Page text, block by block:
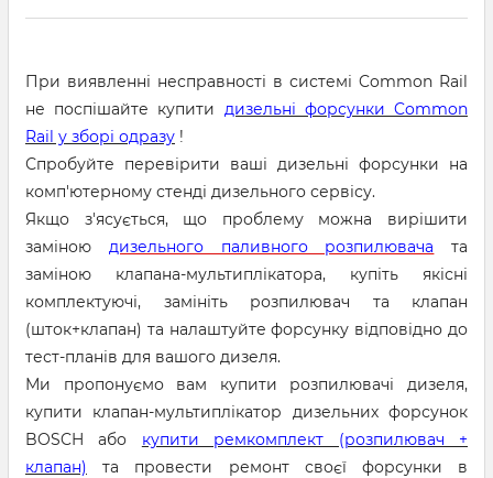
При виявленні несправності в системі Common Rail
не поспішайте купити дизельні форсунки Common
Rail у зборі одразу !
Спробуйте перевірити ваші дизельні форсунки на
комп'ютерному стенді дизельного сервісу.
Якщо з'ясується, що проблему можна вирішити
заміною дизельного паливного розпилювача та
заміною клапана-мультиплікатора, купіть якісні
комплектуючі, замініть розпилювач та клапан
(шток+клапан) та налаштуйте форсунку відповідно до
тест-планів для вашого дизеля.
Ми пропонуємо вам купити розпилювачі дизеля,
купити клапан-мультиплікатор дизельних форсунок
BOSCH або купити ремкомплект (розпилювач +
клапан) та провести ремонт своєї форсунки в